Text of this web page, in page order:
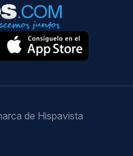
de Hispavista